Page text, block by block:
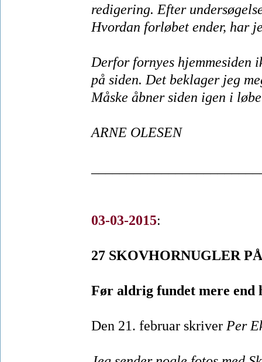
redigering. Efter
Hvordan forløbet ender, har
Derfor fornyes hjemmesiden
på siden. Det beklager jeg
Måske åbner siden igen i
ARNE OLESEN
03-03-2015:
27 SKOVHORNUGLER
Før aldrig fundet mere
Den 21. februar skriver Per